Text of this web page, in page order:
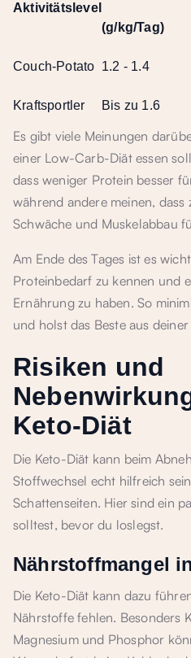
Aktivitätslevel
(g/kg/Tag)
Couch-Potato 1.2 - 1.4
Kraftsportler Bis zu 1.6
Es gibt viele Meinungen
einer Low-Carb-Diät essen
dass weniger Protein besser
während andere meinen, dass
Schwäche und Muskelabbau
Am Ende des Tages ist es
Proteinbedarf zu kennen und
Ernährung zu haben. So
und holst das Beste aus
Risiken und
Keto-Diät
Die Keto-Diät kann beim
Stoffwechsel echt hilfreich
Schattenseiten. Hier sind ein
solltest, bevor du loslegst.
Nährstoffmangel
Die Keto-Diät kann dazu
Nährstoffe fehlen. Besonders
Magnesium und Phosphor